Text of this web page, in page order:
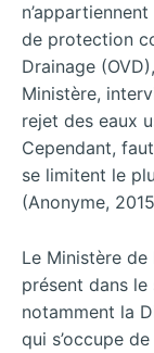
de protection
Drainage
Ministère,
rejet des eaux
Cependant,
se limitent le
(Anonyme,
Le Ministère de
présent dans le
notamment la
qui s’occupe